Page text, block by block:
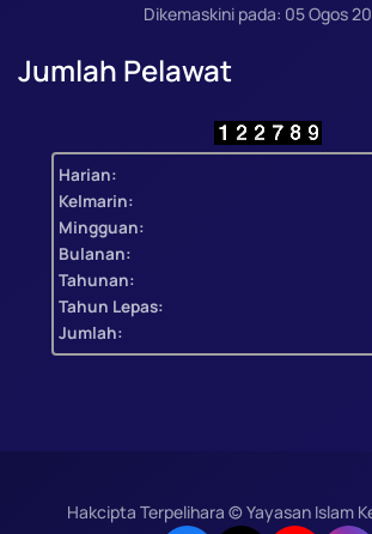
Dikemaskini pada: 05 Ogos
Jumlah Pelawat
Harian:
Kelmarin:
Mingguan:
Bulanan:
Tahunan:
Tahun Lepas:
Jumlah:
Hakcipta Terpelihara © Yayasan Islam